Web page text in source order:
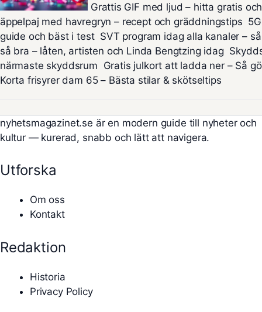
Grattis GIF med ljud – hitta gratis
äppelpaj med havregryn – recept och gräddningstips
guide och bäst i test SVT program idag alla kanaler –
så bra – låten, artisten och Linda Bengtzing idag
närmaste skyddsrum Gratis julkort att ladda ner – Så
Korta frisyrer dam 65 – Bästa stilar & skötseltips
nyhetsmagazinet.se är en modern guide till nyheter och
kultur — kurerad, snabb och lätt att navigera.
Utforska
Om oss
Kontakt
Redaktion
Historia
Privacy Policy